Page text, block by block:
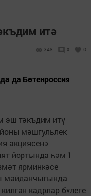
итә
348 0 0
да Бөтенроссия
эш тәкъдим итү
мәшгульлек
акциясенә
йортында һәм 1
ярминкәсе
мәйданчыгында
кадрлар бүлеге